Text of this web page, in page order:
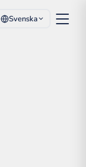
Svenska